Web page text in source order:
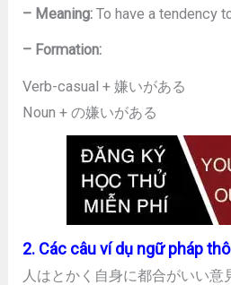
– Meaning: To have a tendency
– Formation:
Verb-casual + 嫌いがある
Noun + の嫌いがある
2. Các câu ví dụ ngữ pháp
人はとかく自身に都合がいい意